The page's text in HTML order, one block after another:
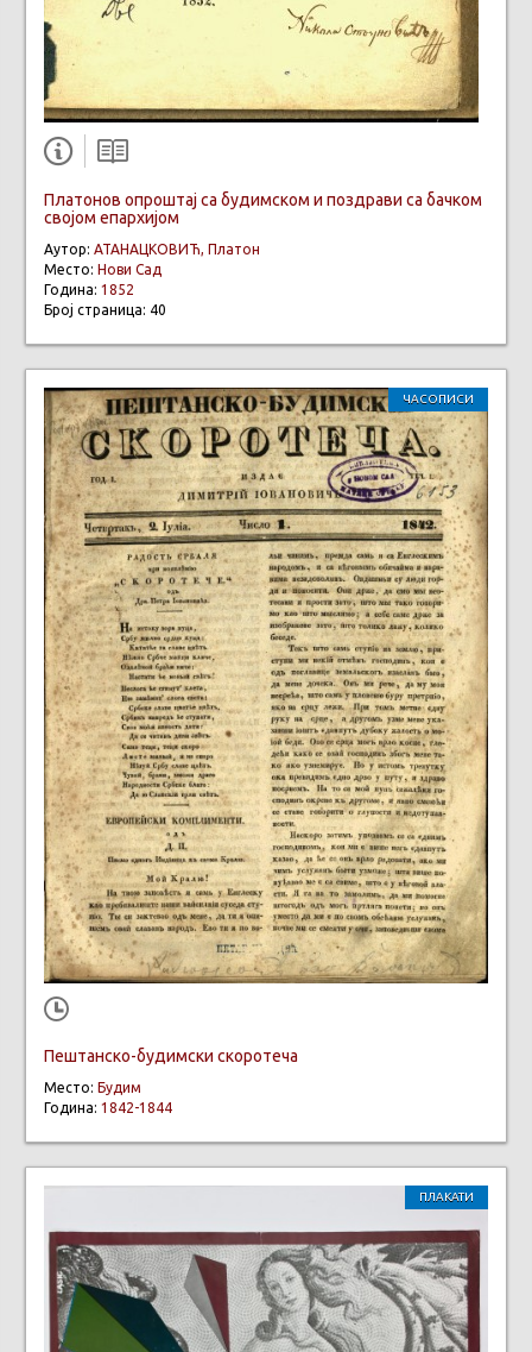
Платонов опроштај са будимском и поздрави са бачком
својом епархијом
Аутор: АТАНАЦКОВИЋ, Платон
Место: Нови Сад
Година: 1852
Број страница: 40
ЧАСОПИСИ
Пештанско-будимски скоротеча
Место: Будим
Година: 1842-1844
ПЛАКАТИ